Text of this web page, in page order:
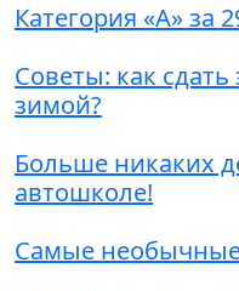
Категория «А» за
Советы: как
зимой?
Больше никаких
автошколе!
Самые